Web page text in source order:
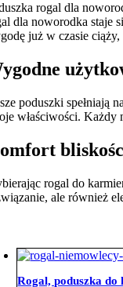
rogal dla
dla noworodka staje
już w czasie ciąży,
poduszki spełniają
właściwości. Każdy
rogal do
ale również
Rogal, poduszka